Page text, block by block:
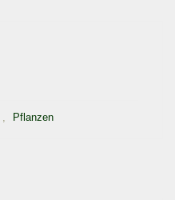
Pflanzen